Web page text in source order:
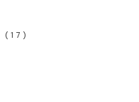
(17)